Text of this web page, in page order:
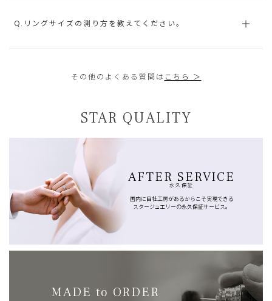
Q.リングサイズの測り方を教えてください。
その他のよくある質問は こちら ＞
STAR QUALITY
AFTER SERVICE
永久保証
国内に自社工房があるからこそ実現できる
スタージュエリーの永久保証サービス。
MADE to ORDER